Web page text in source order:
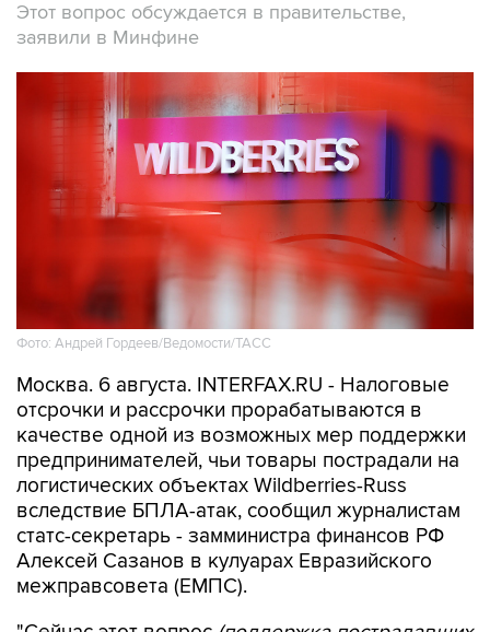
Этот вопрос обсуждается в правительстве,
заявили в Минфине
Фото: Андрей Гордеев/Ведомости/ТАСС
Москва. 6 августа. INTERFAX.RU - Налоговые
отсрочки и рассрочки прорабатываются в
качестве одной из возможных мер поддержки
предпринимателей, чьи товары пострадали на
логистических объектах Wildberries-Russ
вследствие БПЛА-атак, сообщил журналистам
статс-секретарь - замминистра финансов РФ
Алексей Сазанов в кулуарах Евразийского
межправсовета (ЕМПС).